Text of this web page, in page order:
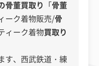
骨董買取り 「骨董
ーク着物販売/骨
ィーク着物買取り
す、西武鉄道・練